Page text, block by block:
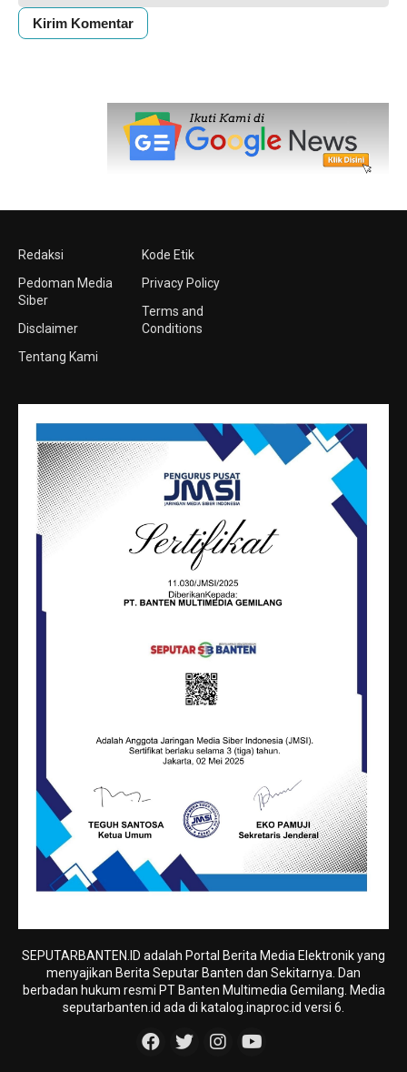
Redaksi
Pedoman Media
Siber
Disclaimer
Tentang Kami
Kode Etik
Privacy Policy
Terms and
Conditions
SEPUTARBANTEN.ID adalah Portal Berita Media Elektronik yang
menyajikan Berita Seputar Banten dan Sekitarnya. Dan
berbadan hukum resmi PT Banten Multimedia Gemilang. Media
seputarbanten.id ada di katalog.inaproc.id versi 6.